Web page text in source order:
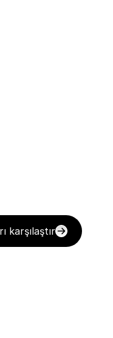
karşılaştır